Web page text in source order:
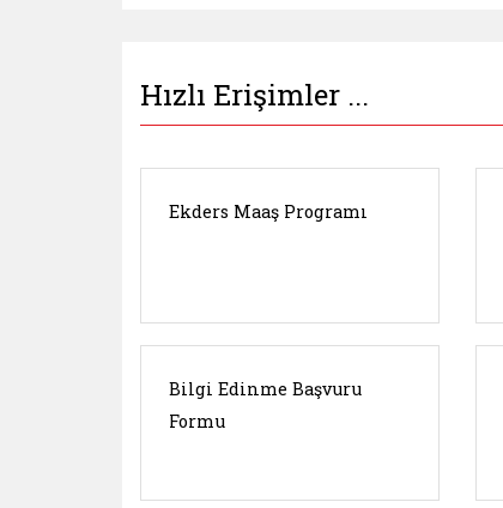
Hızlı Erişimler ...
Ekders Maaş Programı
Bilgi Edinme Başvuru
Formu